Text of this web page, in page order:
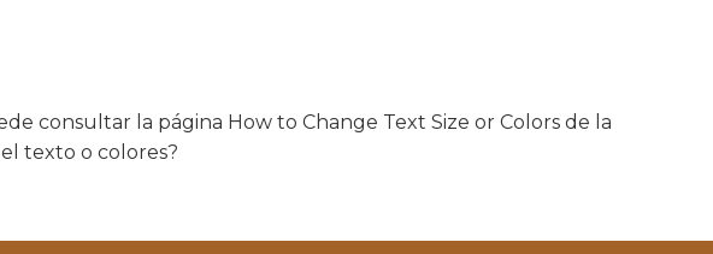
consultar la página How to Change Text Size or Colors de la
texto o colores?